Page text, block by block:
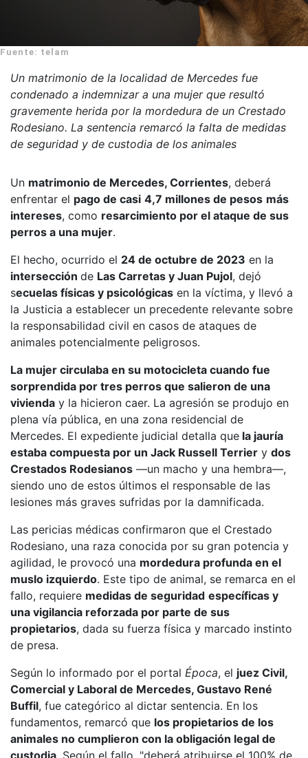
Fuente: telam
Un matrimonio de la localidad de Mercedes fue
condenado a indemnizar a una mujer que resultó
gravemente herida por la mordedura de un Crestado
Rodesiano. La sentencia remarcó la falta de medidas
de seguridad y de custodia de los animales
Un matrimonio de Mercedes, Corrientes, deberá
enfrentar el pago de casi 4,7 millones de pesos más
intereses, como resarcimiento por el ataque de sus
perros a una mujer.
El hecho, ocurrido el 24 de octubre de 2023 en la
intersección de Las Carretas y Juan Pujol, dejó
secuelas físicas y psicológicas en la víctima, y llevó a
la Justicia a establecer un precedente relevante sobre
la responsabilidad civil en casos de ataques de
animales potencialmente peligrosos.
La mujer circulaba en su motocicleta cuando fue
sorprendida por tres perros que salieron de una
vivienda y la hicieron caer. La agresión se produjo en
plena vía pública, en una zona residencial de
Mercedes. El expediente judicial detalla que la jauría
estaba compuesta por un Jack Russell Terrier y dos
Crestados Rodesianos —un macho y una hembra—,
siendo uno de estos últimos el responsable de las
lesiones más graves sufridas por la damnificada.
Las pericias médicas confirmaron que el Crestado
Rodesiano, una raza conocida por su gran potencia y
agilidad, le provocó una mordedura profunda en el
muslo izquierdo. Este tipo de animal, se remarca en el
fallo, requiere medidas de seguridad específicas y
una vigilancia reforzada por parte de sus
propietarios, dada su fuerza física y marcado instinto
de presa.
Según lo informado por el portal Época, el juez Civil,
Comercial y Laboral de Mercedes, Gustavo René
Buffil, fue categórico al dictar sentencia. En los
fundamentos, remarcó que los propietarios de los
animales no cumplieron con la obligación legal de